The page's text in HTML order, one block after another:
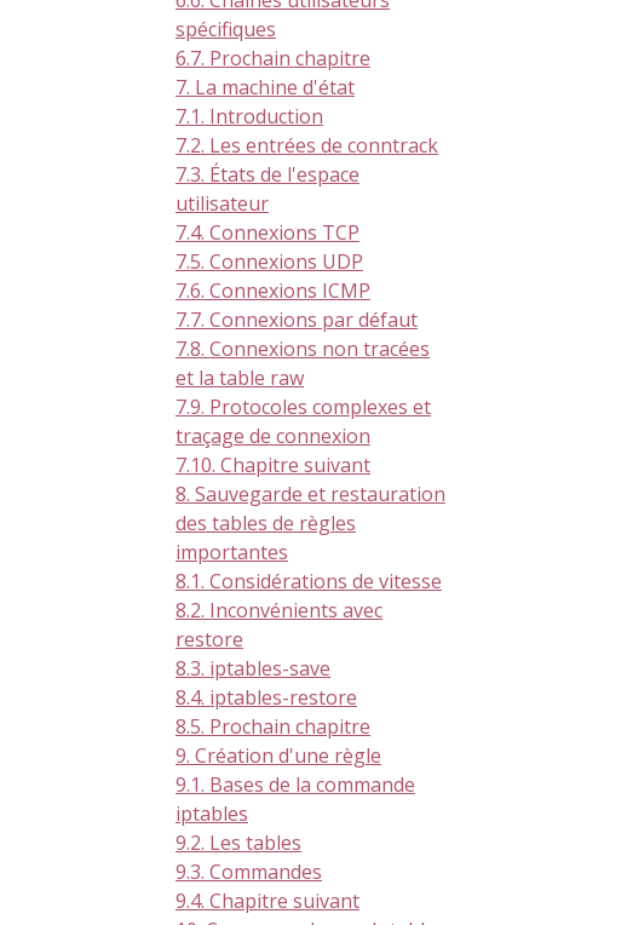
spécifiques
6.7. Prochain chapitre
7. La machine d'état
7.1. Introduction
7.2. Les entrées de conntrack
7.3. États de l'espace
utilisateur
7.4. Connexions TCP
7.5. Connexions UDP
7.6. Connexions ICMP
7.7. Connexions par défaut
7.8. Connexions non tracées
et la table raw
7.9. Protocoles complexes et
traçage de connexion
7.10. Chapitre suivant
8. Sauvegarde et restauration
des tables de règles
importantes
8.1. Considérations de vitesse
8.2. Inconvénients avec
restore
8.3. iptables-save
8.4. iptables-restore
8.5. Prochain chapitre
9. Création d'une règle
9.1. Bases de la commande
iptables
9.2. Les tables
9.3. Commandes
9.4. Chapitre suivant